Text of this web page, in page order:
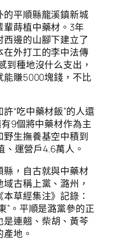
平順縣龍溪鎮新城
蒔植中藥材。3年
邊的山腳下建立了
外打工的李中法傳
到種地沒什么支出，
能賺5000塊錢，不比
“吃中藥材飯”的人還
9個將中藥材作為主
生撫養基空中積到
、運營戶4.6萬人。
，自古就與中藥材
古稱上黨、潞州，
草經集注》記錄：
”。平順是潞黨參的正
是連翹、柴胡、黃芩
地。